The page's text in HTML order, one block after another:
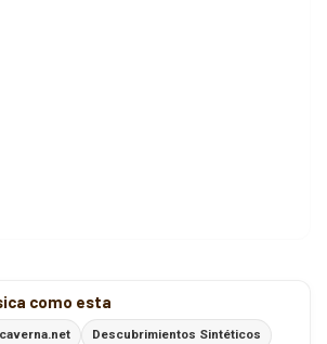
como esta
Descubrimientos Sintéticos